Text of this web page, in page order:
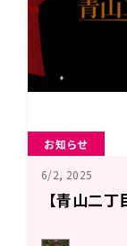
お知らせ
6/2, 2025
【青山二